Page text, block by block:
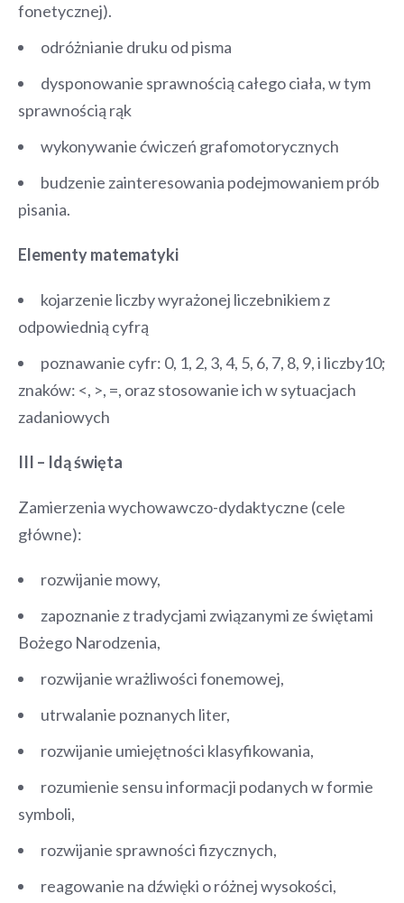
fonetycznej).
odróżnianie druku od pisma
dysponowanie sprawnością całego ciała, w tym
sprawnością rąk
wykonywanie ćwiczeń grafomotorycznych
budzenie zainteresowania podejmowaniem prób
pisania.
Elementy matematyki
kojarzenie liczby wyrażonej liczebnikiem z
odpowiednią cyfrą
poznawanie cyfr: 0, 1, 2, 3, 4, 5, 6, 7, 8, 9, i liczby10;
znaków: <, >, =, oraz stosowanie ich w sytuacjach
zadaniowych
III – Idą święta
Zamierzenia wychowawczo-dydaktyczne (cele
główne):
rozwijanie mowy,
zapoznanie z tradycjami związanymi ze świętami
Bożego Narodzenia,
rozwijanie wrażliwości fonemowej,
utrwalanie poznanych liter,
rozwijanie umiejętności klasyfikowania,
rozumienie sensu informacji podanych w formie
symboli,
rozwijanie sprawności fizycznych,
reagowanie na dźwięki o różnej wysokości,